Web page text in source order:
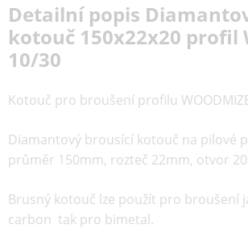
Detailní popis
kotouč 150x22x20 profil
10/30
Kotouč pro broušení profilu
Diamantový brousící kotouč na pilové
průměr 150mm, rozteč 22mm, otvor
Brusný kotouč lze použít pro broušení
carbon tak pro bimetal.